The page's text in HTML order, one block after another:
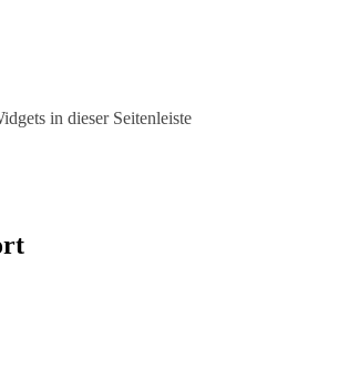
in dieser Seitenleiste